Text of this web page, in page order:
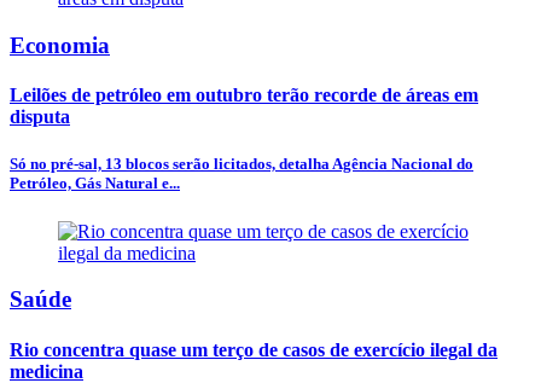
Economia
Leilões de petróleo em outubro terão recorde de áreas em
disputa
Só no pré-sal, 13 blocos serão licitados, detalha Agência Nacional do
Petróleo, Gás Natural e...
Saúde
Rio concentra quase um terço de casos de exercício ilegal da
medicina